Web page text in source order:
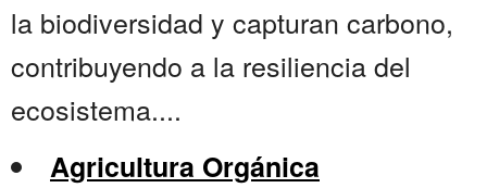
la biodiversidad y capturan carbono,
contribuyendo a la resiliencia del
ecosistema....
Agricultura Orgánica